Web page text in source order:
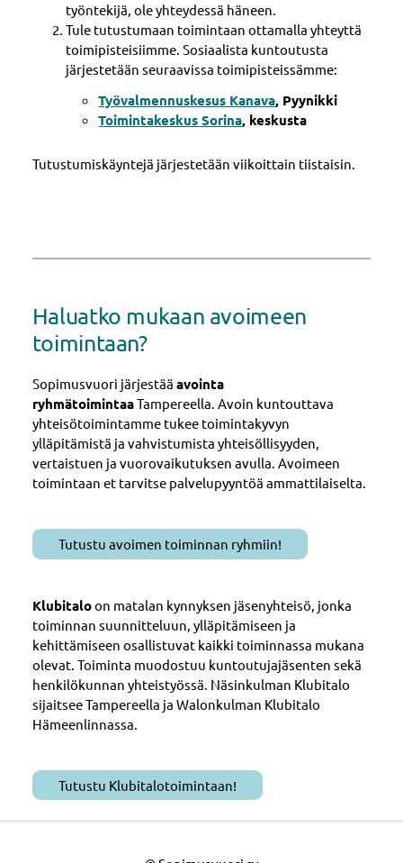
työntekijä, ole yhteydessä häneen.
Tule tutustumaan toimintaan ottamalla yhteyttä
toimipisteisiimme. Sosiaalista kuntoutusta
järjestetään seuraavissa toimipisteissämme:
Työvalmennuskesus Kanava, Pyynikki
Toimintakeskus Sorina, keskusta
Tutustumiskäyntejä järjestetään viikoittain tiistaisin.
Haluatko mukaan avoimeen
toimintaan?
Sopimusvuori järjestää avointa
ryhmätoimintaaTampereella. Avoin kuntouttava
yhteisötoimintamme tukee toimintakyvyn
ylläpitämistä ja vahvistumista yhteisöllisyyden,
vertaistuen ja vuorovaikutuksen avulla. Avoimeen
toimintaan et tarvitse palvelupyyntöä ammattilaiselta.
Tutustu avoimen toiminnan ryhmiin!
Klubitaloon matalan kynnyksen jäsenyhteisö, jonka
toiminnan suunnitteluun, ylläpitämiseen ja
kehittämiseen osallistuvat kaikki toiminnassa mukana
olevat. Toiminta muodostuu kuntoutujajäsenten sekä
henkilökunnan yhteistyössä. Näsinkulman Klubitalo
sijaitsee Tampereella ja Walonkulman Klubitalo
Hämeenlinnassa.
Tutustu Klubitalotoimintaan!